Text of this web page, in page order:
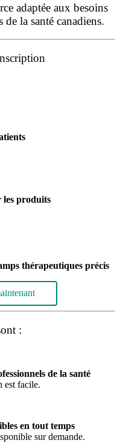
adaptée aux besoins
la santé canadiens.
les produits
thérapeutiques précis
:
de la santé
est facile.
en tout temps
sur demande.